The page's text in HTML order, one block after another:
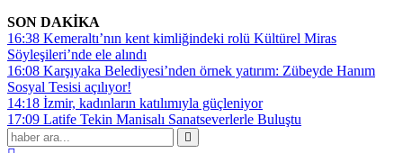
SON DAKİKA
16:38 Kemeraltı’nın kent kimliğindeki rolü Kültürel Miras
Söyleşileri’nde ele alındı
16:08 Karşıyaka Belediyesi’nden örnek yatırım: Zübeyde Hanım
Sosyal Tesisi açılıyor!
14:18 İzmir, kadınların katılımıyla güçleniyor
17:09 Latife Tekin Manisalı Sanatseverlerle Buluştu